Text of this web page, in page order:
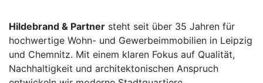
Hildebrand & Partner steht seit über 35 Jahren für
hochwertige Wohn- und Gewerbeimmobilien in Leipzig
und Chemnitz. Mit einem klaren Fokus auf Qualität,
Nachhaltigkeit und architektonischen Anspruch